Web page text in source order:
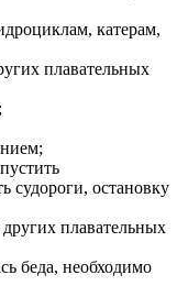
катерам,
плавательных
судороги, остановку
плавательных
беда, необходимо